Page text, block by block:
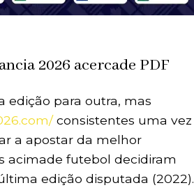
2026 acercade PDF
edição para outra, mas
consistentes uma vez
a apostar da melhor
acimade futebol decidiram
edição disputada (2022).